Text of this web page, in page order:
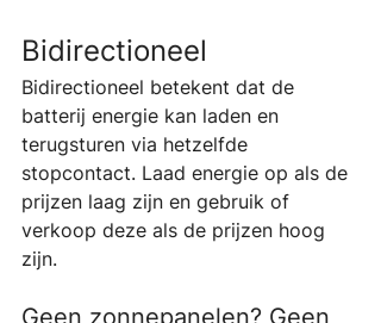
Bidirectioneel
Bidirectioneel betekent dat de
batterij energie kan laden en
terugsturen via hetzelfde
stopcontact. Laad energie op als de
prijzen laag zijn en gebruik of
verkoop deze als de prijzen hoog
zijn.
Geen zonnepanelen? Geen